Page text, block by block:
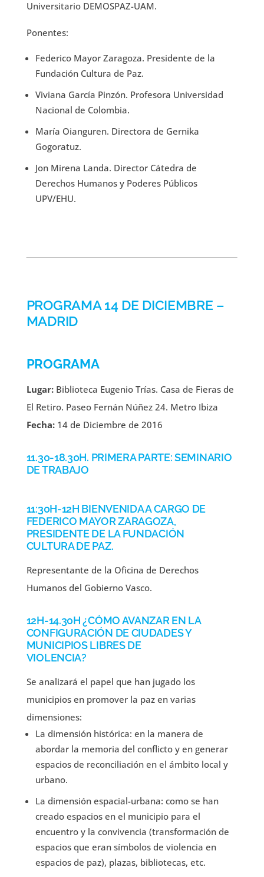
Universitario DEMOSPAZ-UAM.
Ponentes:
Federico Mayor Zaragoza. Presidente de la
Fundación Cultura de Paz.
Viviana García Pinzón. Profesora Universidad
Nacional de Colombia.
María Oianguren. Directora de Gernika
Gogoratuz.
Jon Mirena Landa. Director Cátedra de
Derechos Humanos y Poderes Públicos
UPV/EHU.
PROGRAMA 14 DE DICIEMBRE –
MADRID
PROGRAMA
Lugar: Biblioteca Eugenio Trías. Casa de Fieras de
El Retiro. Paseo Fernán Núñez 24. Metro Ibiza
Fecha: 14 de Diciembre de 2016
11.30-18.30H. PRIMERA PARTE: SEMINARIO
DE TRABAJO
11:30H-12H BIENVENIDA A CARGO DE
FEDERICO MAYOR ZARAGOZA,
PRESIDENTE DE LA FUNDACIÓN
CULTURA DE PAZ.
Representante de la Oficina de Derechos
Humanos del Gobierno Vasco.
12H-14.30H ¿CÓMO AVANZAR EN LA
CONFIGURACIÓN DE CIUDADES Y
MUNICIPIOS LIBRES DE
VIOLENCIA?
Se analizará el papel que han jugado los
municipios en promover la paz en varias
dimensiones:
La dimensión histórica: en la manera de
abordar la memoria del conflicto y en generar
espacios de reconciliación en el ámbito local y
urbano.
La dimensión espacial-urbana: como se han
creado espacios en el municipio para el
encuentro y la convivencia (transformación de
espacios que eran símbolos de violencia en
espacios de paz), plazas, bibliotecas, etc.